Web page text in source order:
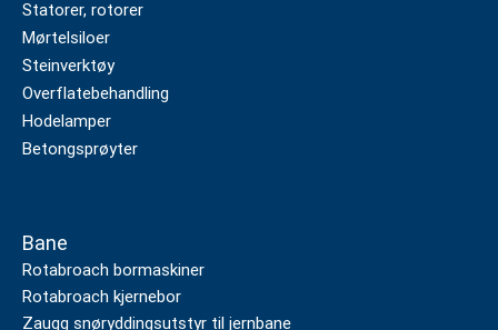
Statorer, rotorer
Mørtelsiloer
Steinverktøy
Overflatebehandling
Hodelamper
Betongsprøyter
Bane
Rotabroach bormaskiner
Rotabroach kjernebor
Zaugg snøryddingsutstyr til jernbane